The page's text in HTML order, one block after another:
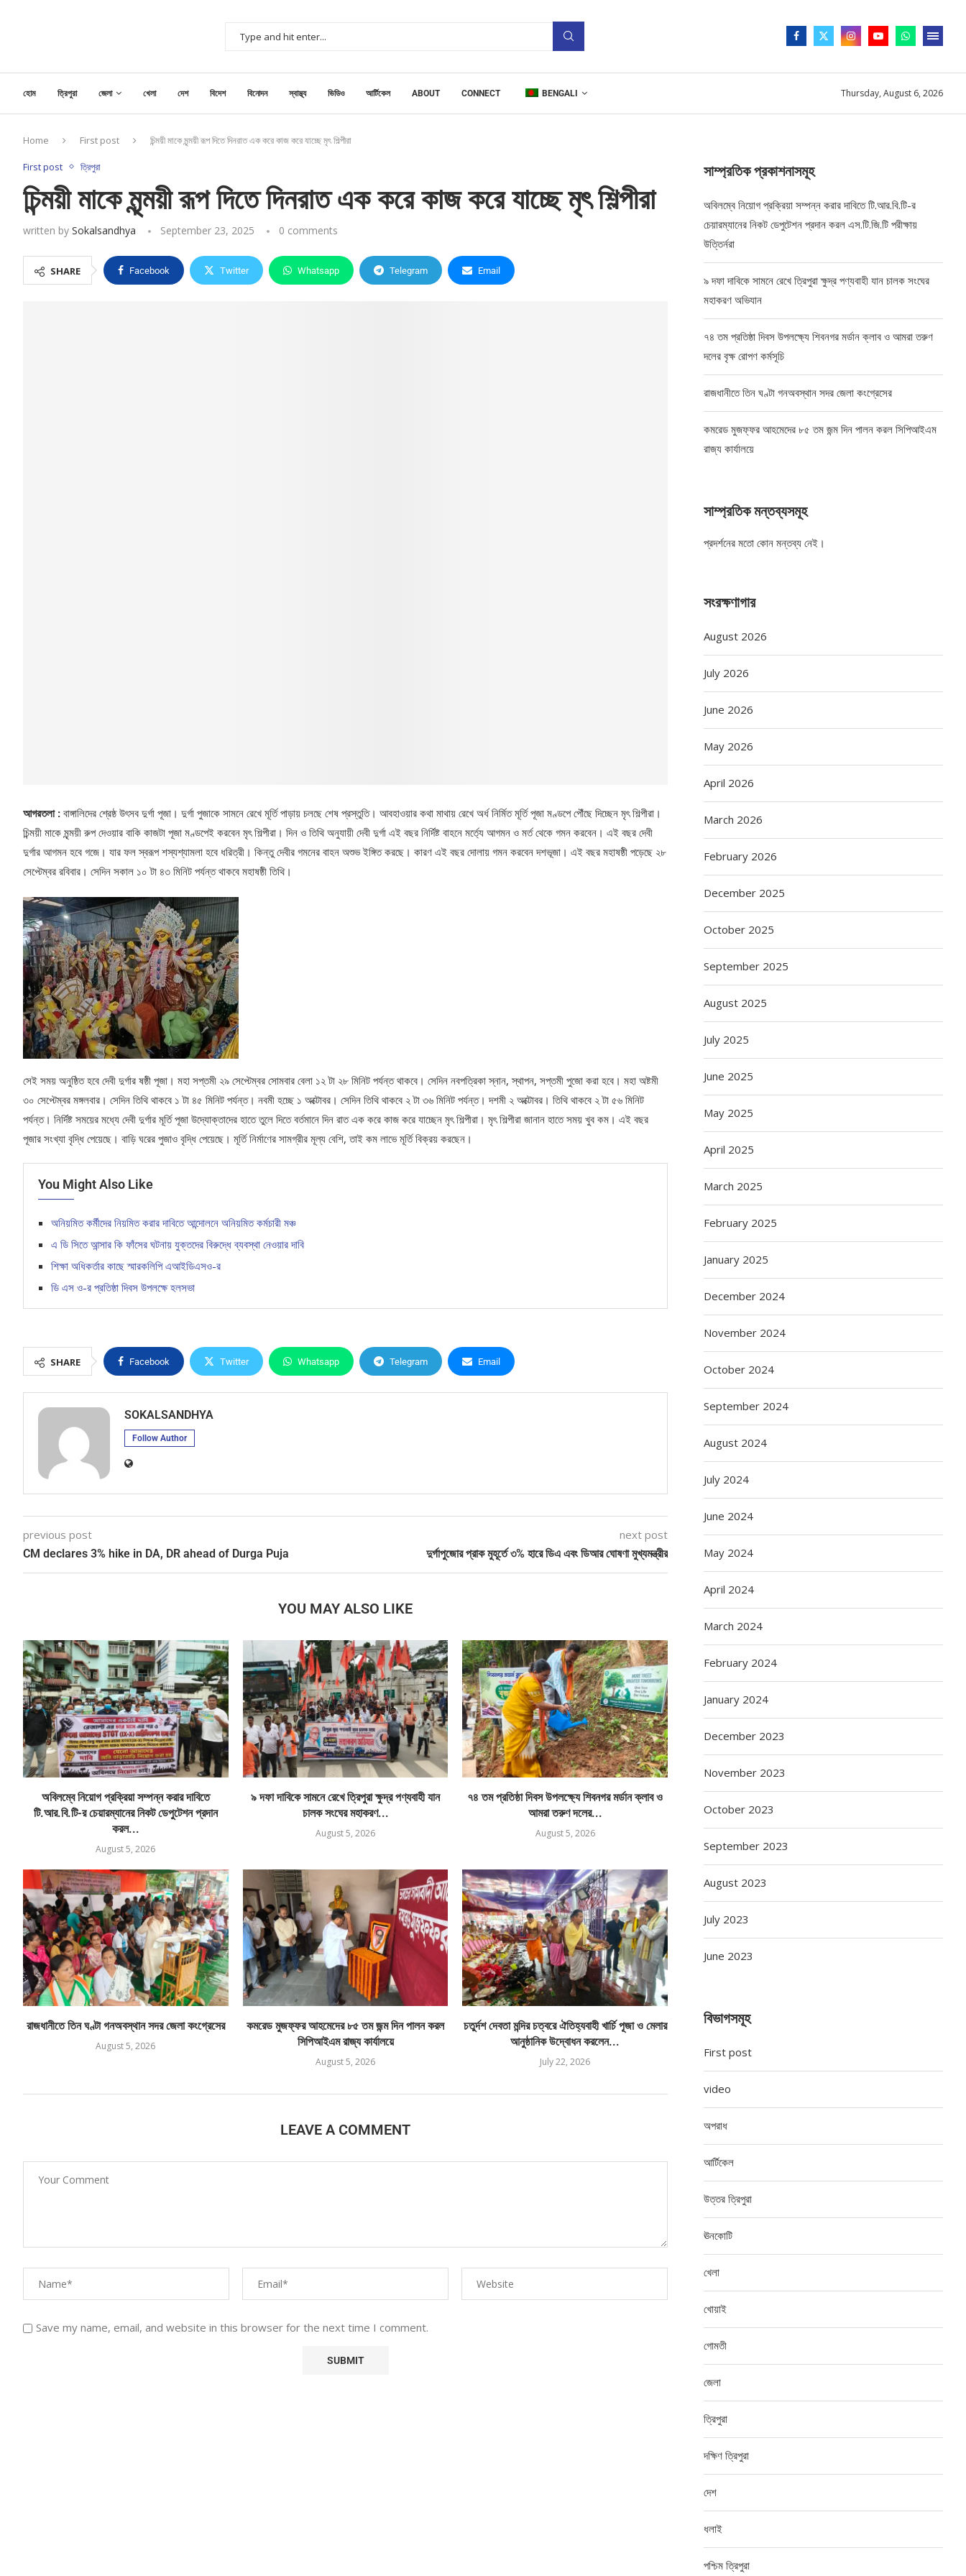
হোম ত্রিপুরা জেলা খেলা দেশ বিদেশ বিনোদন স্বাস্থ্য ভিডিও আর্টিকেল ABOUT CONNECT BENGALI Thursday, August 6, 2026
Home First post চিন্ময়ী মাকে মৃন্ময়ী রূপ দিতে দিনরাত এক করে কাজ করে যাচ্ছে মৃৎ শিল্পীরা
First post ত্রিপুরা
চিন্ময়ী মাকে মৃন্ময়ী রূপ দিতে দিনরাত এক করে কাজ করে যাচ্ছে মৃৎ শিল্পীরা
written by Sokalsandhya September 23, 2025 0 comments
SHARE Facebook Twitter Whatsapp Telegram Email
আগরতলা : বাঙ্গালিদের শ্রেষ্ঠ উৎসব দুর্গা পূজা। দুর্গা পুজাকে সামনে রেখে মূর্তি পাড়ায় চলছে শেষ প্রস্তুতি। আবহাওয়ার কথা মাথায় রেখে অর্ধ নির্মিত মূর্তি পূজা মণ্ডপে পৌঁছে দিচ্ছেন মৃৎ শিল্পীরা।
চিন্ময়ী মাকে মৃন্ময়ী রুপ দেওয়ার বাকি কাজটা পূজা মণ্ডপেই করবেন মৃৎ শিল্পীরা। দিন ও তিথি অনুযায়ী দেবী দুর্গা এই বছর নির্দিষ্ট বাহনে মর্ত্যে আগমন ও মর্ত থেকে গমন করবেন। এই বছর দেবী
দুর্গার আগমন হবে গজে। যার ফল স্বরূপ শস্যশ্যামলা হবে ধরিত্রী। কিন্তু দেবীর গমনের বাহন অশুভ ইঙ্গিত করছে। কারণ এই বছর দোলায় গমন করবেন দশভূজা। এই বছর মহাষষ্ঠী পড়েছে ২৮
সেপ্টেম্বর রবিবার। সেদিন সকাল ১০ টা ৪৩ মিনিট পর্যন্ত থাকবে মহাষষ্ঠী তিথি।
সেই সময় অনুষ্ঠিত হবে দেবী দুর্গার ষষ্ঠী পূজা। মহা সপ্তমী ২৯ সেপ্টেম্বর সোমবার বেলা ১২ টা ২৮ মিনিট পর্যন্ত থাকবে। সেদিন নবপত্রিকা স্নান, স্থাপন, সপ্তমী পুজো করা হবে। মহা অষ্টমী
৩০ সেপ্টেম্বর মঙ্গলবার। সেদিন তিথি থাকবে ১ টা ৪৫ মিনিট পর্যন্ত। নবমী হচ্ছে ১ অক্টোবর। সেদিন তিথি থাকবে ২ টা ৩৬ মিনিট পর্যন্ত। দশমী ২ অক্টোবর। তিথি থাকবে ২ টা ৫৬ মিনিট
পর্যন্ত। নির্দিষ্ট সময়ের মধ্যে দেবী দুর্গার মূর্তি পূজা উদ্যোক্তাদের হাতে তুলে দিতে বর্তমানে দিন রাত এক করে কাজ করে যাচ্ছেন মৃৎ শিল্পীরা। মৃৎ শিল্পীরা জানান হাতে সময় খুব কম। এই বছর
পূজার সংখ্যা বৃদ্ধি পেয়েছে। বাড়ি ঘরের পুজাও বৃদ্ধি পেয়েছে। মূর্তি নির্মাণের সামগ্রীর মূল্য বেশি, তাই কম লাভে মূর্তি বিক্রয় করছেন।
You Might Also Like
অনিয়মিত কর্মীদের নিয়মিত করার দাবিতে আন্দোলনে অনিয়মিত কর্মচারী মঞ্চ
এ ডি সিতে আন্সার কি ফাঁসের ঘটনায় যুক্তদের বিরুদ্ধে ব্যবস্থা নেওয়ার দাবি
শিক্ষা অধিকর্তার কাছে স্মারকলিপি এআইডিএসও-র
ডি এস ও-র প্রতিষ্ঠা দিবস উপলক্ষে হলসভা
SHARE Facebook Twitter Whatsapp Telegram Email
SOKALSANDHYA
Follow Author
previous post
CM declares 3% hike in DA, DR ahead of Durga Puja
next post
দুর্গাপুজোর প্রাক মুহূর্তে ৩% হারে ডিএ এবং ডিআর ঘোষণা মুখ্যমন্ত্রীর
YOU MAY ALSO LIKE
অবিলম্বে নিয়োগ প্রক্রিয়া সম্পন্ন করার দাবিতে
টি.আর.বি.টি-র চেয়ারম্যানের নিকট ডেপুটেশন প্রদান
করল...
August 5, 2026
৯ দফা দাবিকে সামনে রেখে ত্রিপুরা ক্ষুদ্র পণ্যবাহী যান
চালক সংঘের মহাকরণ...
August 5, 2026
৭৪ তম প্রতিষ্ঠা দিবস উপলক্ষ্যে শিবনগর মর্ডান ক্লাব ও
আমরা তরুণ দলের...
August 5, 2026
রাজধানীতে তিন ঘণ্টা গনঅবস্থান সদর জেলা কংগ্রেসের
August 5, 2026
কমরেড মুজফ্ফর আহমেদের ৮৫ তম জন্ম দিন পালন করল
সিপিআইএম রাজ্য কার্যালয়ে
August 5, 2026
চতুর্দশ দেবতা মন্দির চত্বরে ঐতিহ্যবাহী খার্চি পূজা ও মেলার
আনুষ্ঠানিক উদ্বোধন করলেন...
July 22, 2026
LEAVE A COMMENT
Save my name, email, and website in this browser for the next time I comment.
সাম্প্রতিক প্রকাশনাসমূহ
অবিলম্বে নিয়োগ প্রক্রিয়া সম্পন্ন করার দাবিতে টি.আর.বি.টি-র
চেয়ারম্যানের নিকট ডেপুটেশন প্রদান করল এস.টি.জি.টি পরীক্ষায়
উত্তির্নরা
৯ দফা দাবিকে সামনে রেখে ত্রিপুরা ক্ষুদ্র পণ্যবাহী যান চালক সংঘের
মহাকরণ অভিযান
৭৪ তম প্রতিষ্ঠা দিবস উপলক্ষ্যে শিবনগর মর্ডান ক্লাব ও আমরা তরুণ
দলের বৃক্ষ রোপণ কর্মসূচি
রাজধানীতে তিন ঘণ্টা গনঅবস্থান সদর জেলা কংগ্রেসের
কমরেড মুজফ্ফর আহমেদের ৮৫ তম জন্ম দিন পালন করল সিপিআইএম
রাজ্য কার্যালয়ে
সাম্প্রতিক মন্তব্যসমূহ
প্রদর্শনের মতো কোন মন্তব্য নেই।
সংরক্ষণাগার
August 2026
July 2026
June 2026
May 2026
April 2026
March 2026
February 2026
December 2025
October 2025
September 2025
August 2025
July 2025
June 2025
May 2025
April 2025
March 2025
February 2025
January 2025
December 2024
November 2024
October 2024
September 2024
August 2024
July 2024
June 2024
May 2024
April 2024
March 2024
February 2024
January 2024
December 2023
November 2023
October 2023
September 2023
August 2023
July 2023
June 2023
বিভাগসমূহ
First post
video
অপরাধ
আর্টিকেল
উত্তর ত্রিপুরা
ঊনকোটি
খেলা
খোয়াই
গোমতী
জেলা
ত্রিপুরা
দক্ষিণ ত্রিপুরা
দেশ
ধলাই
পশ্চিম ত্রিপুরা